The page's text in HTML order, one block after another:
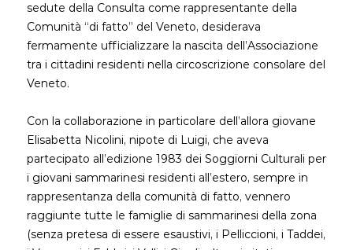
sedute della Consulta come rappresentante della
Comunità “di fatto” del Veneto, desiderava
fermamente ufficializzare la nascita dell’Associazione
tra i cittadini residenti nella circoscrizione consolare del
Veneto.
Con la collaborazione in particolare dell’allora giovane
Elisabetta Nicolini, nipote di Luigi, che aveva
partecipato all’edizione 1983 dei Soggiorni Culturali per
i giovani sammarinesi residenti all’estero, sempre in
rappresentanza della comunità di fatto, vennero
raggiunte tutte le famiglie di sammarinesi della zona
(senza pretesa di essere esaustivi, i Pelliccioni, i Taddei,